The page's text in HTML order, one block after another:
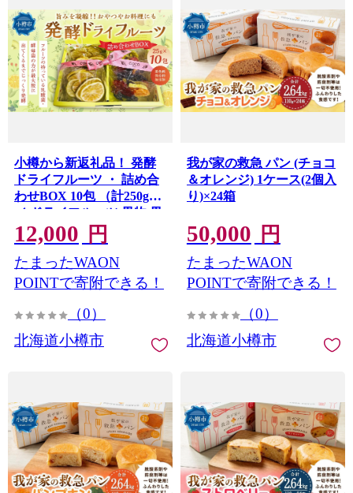
小樽から新返礼品！ 発酵
ドライフルーツ ・ 詰め合
わせBOX 10包 （計250g）
／ ドライフルーツ 果物 果
実 フルーツ デトックスウ
ォーター 北海道 小樽市 冷
蔵
12,000 円
たまったWAON
POINTで寄附できる！
（0）
北海道小樽市
我が家の救急 パン (チョコ
＆オレンジ) 1ケース(2個入
り)×24箱
50,000 円
たまったWAON
POINTで寄附できる！
（0）
北海道小樽市